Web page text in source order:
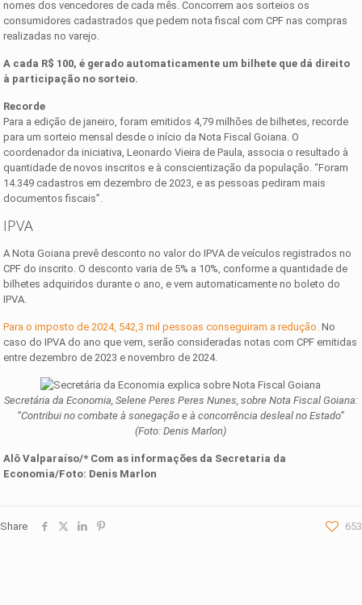
nomes dos vencedores de cada mês. Concorrem aos sorteios os
consumidores cadastrados que pedem nota fiscal com CPF nas compras
realizadas no varejo.
A cada R$ 100, é gerado automaticamente um bilhete que dá direito
à participação no sorteio.
Recorde
Para a edição de janeiro, foram emitidos 4,79 milhões de bilhetes, recorde
para um sorteio mensal desde o início da Nota Fiscal Goiana. O
coordenador da iniciativa, Leonardo Vieira de Paula, associa o resultado à
quantidade de novos inscritos e à conscientização da população. “Foram
14.349 cadastros em dezembro de 2023, e as pessoas pediram mais
documentos fiscais”.
IPVA
A Nota Goiana prevê desconto no valor do IPVA de veículos registrados no
CPF do inscrito. O desconto varia de 5% a 10%, conforme a quantidade de
bilhetes adquiridos durante o ano, e vem automaticamente no boleto do
IPVA.
Para o imposto de 2024, 542,3 mil pessoas conseguiram a redução. No
caso do IPVA do ano que vem, serão consideradas notas com CPF emitidas
entre dezembro de 2023 e novembro de 2024.
Secretária da Economia, Selene Peres Peres Nunes, sobre Nota Fiscal Goiana:
“Contribui no combate à sonegação e à concorrência desleal no Estado”
(Foto: Denis Marlon)
Alô Valparaíso/* Com as informações d a Secretaria da
Economia/Foto: Denis Marlon
Share 653